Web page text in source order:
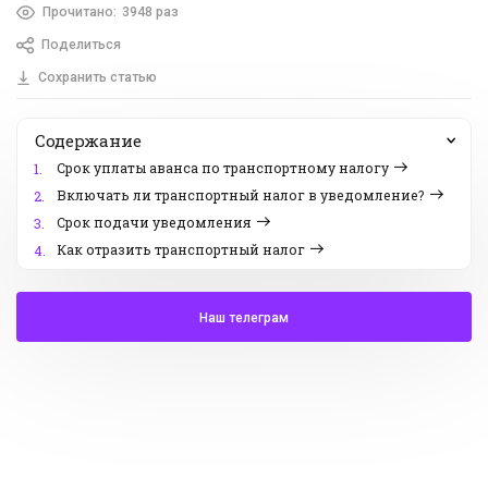
Прочитано: 3948 раз
Поделиться
Сохранить статью
Содержание
1.
Срок уплаты аванса по транспортному налогу
2.
Включать ли транспортный налог в уведомление?
3.
Срок подачи уведомления
4.
Как отразить транспортный налог
Наш телеграм